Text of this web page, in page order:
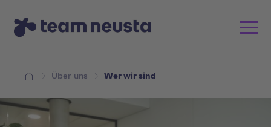
Über uns Wer wir sind